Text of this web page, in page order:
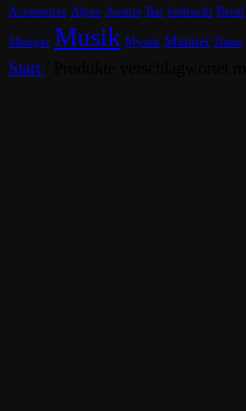
Accessoires Alpen Austria Bar bedruckt Beruf
Metzger Musik Mystik Männer Natur
Start